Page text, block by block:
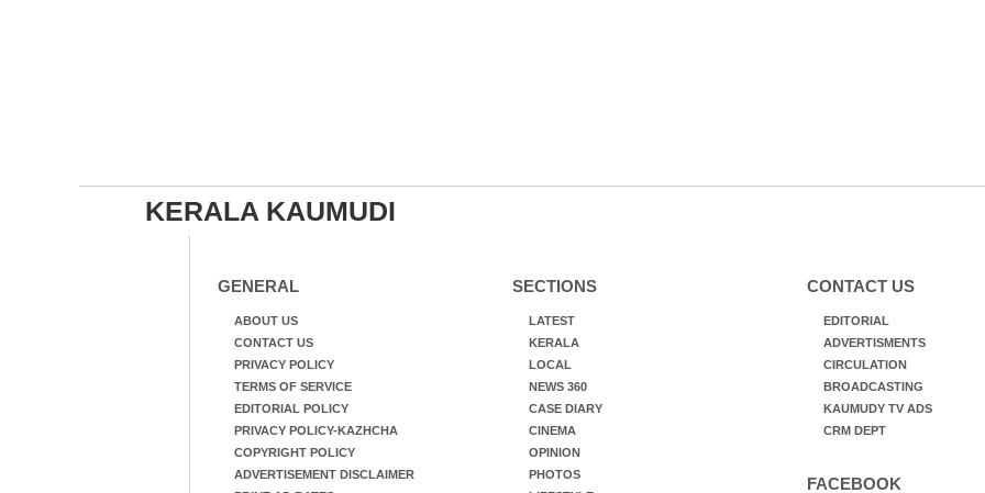
KERALA KAUMUDI
GENERAL
ABOUT US
CONTACT US
PRIVACY POLICY
TERMS OF SERVICE
EDITORIAL POLICY
PRIVACY POLICY-KAZHCHA
COPYRIGHT POLICY
ADVERTISEMENT DISCLAIMER
SECTIONS
LATEST
KERALA
LOCAL
NEWS 360
CASE DIARY
CINEMA
OPINION
PHOTOS
CONTACT US
EDITORIAL
ADVERTISMENTS
CIRCULATION
BROADCASTING
KAUMUDY TV ADS
CRM DEPT
FACEBOOK